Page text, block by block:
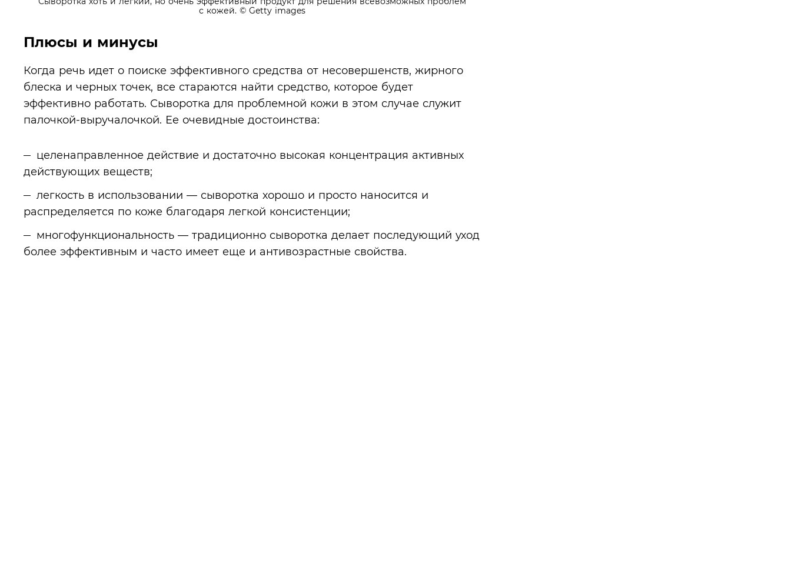
с кожей. © Getty images
Плюсы и минусы
Когда речь идет о поиске эффективного средства от несовершенств, жирного
блеска и черных точек, все стараются найти средство, которое будет
эффективно работать. Сыворотка для проблемной кожи в этом случае служит
палочкой-выручалочкой. Ее очевидные достоинства:
целенаправленное действие и достаточно высокая концентрация активных
действующих веществ;
легкость в использовании — сыворотка хорошо и просто наносится и
распределяется по коже благодаря легкой консистенции;
многофункциональность — традиционно сыворотка делает последующий уход
более эффективным и часто имеет еще и антивозрастные свойства.